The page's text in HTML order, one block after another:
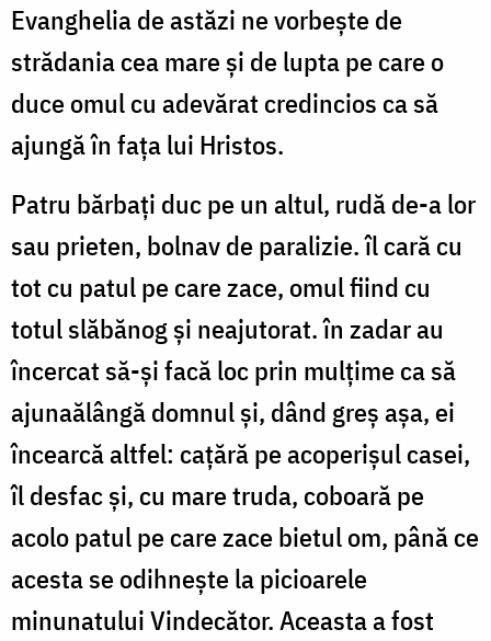
Evanghelia de astăzi ne vorbeşte de
strădania cea mare şi de lupta pe care o
duce omul cu adevărat credincios ca să
ajungă în faţa lui Hristos.
Patru bărbaţi duc pe un altul, rudă de-a lor
sau prieten, bolnav de paralizie. îl cară cu
tot cu patul pe care zace, omul fiind cu
totul slăbănog şi neajutorat. în zadar au
încercat să-şi facă loc prin mul­ţime ca să
ajunaălângă domnul şi, dând greș așa, ei
încearcă altfel: cațără pe acoperişul casei,
îl desfac şi, cu mare truda, coboară pe
acolo patul pe care zace bietul om, până ce
acesta se odihneşte la picioarele
minunatului Vindecător. Aceasta a fost